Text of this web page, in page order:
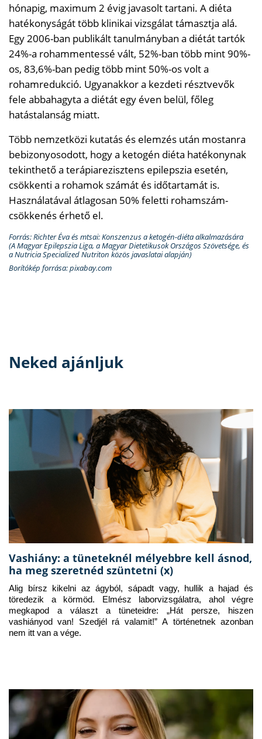
hónapig, maximum 2 évig javasolt tartani. A diéta
hatékonyságát több klinikai vizsgálat támasztja alá.
Egy 2006-ban publikált tanulmányban a diétát tartók
24%-a rohammentessé vált, 52%-ban több mint 90%-
os, 83,6%-ban pedig több mint 50%-os volt a
rohamredukció. Ugyanakkor a kezdeti résztvevők
fele abbahagyta a diétát egy éven belül, főleg
hatástalanság miatt.
Több nemzetközi kutatás és elemzés után mostanra
bebizonyosodott, hogy a ketogén diéta hatékonynak
tekinthető a terápiarezisztens epilepszia esetén,
csökkenti a rohamok számát és időtartamát is.
Használatával átlagosan 50% feletti rohamszám-
csökkenés érhető el.
Forrás: Richter Éva és mtsai: Konszenzus a ketogén-diéta alkalmazására
(A Magyar Epilepszia Liga, a Magyar Dietetikusok Országos Szövetsége, és
a Nutricia Specialized Nutriton közös javaslatai alapján)
Borítókép forrása: pixabay.com
Neked ajánljuk
Vashiány: a tüneteknél mélyebbre kell ásnod,
ha meg szeretnéd szüntetni (x)
Alig bírsz kikelni az ágyból, sápadt vagy, hullik a hajad és
töredezik a körmöd. Elmész laborvizsgálatra, ahol végre
megkapod a választ a tüneteidre: „Hát persze, hiszen
vashiányod van! Szedjél rá valamit!” A történetnek azonban
nem itt van a vége.